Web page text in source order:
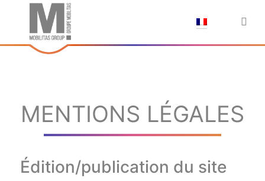
MENTIONS LÉGALES
Édition/publication du site